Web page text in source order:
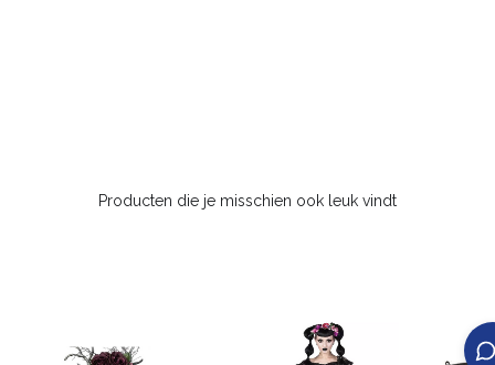
Producten die je misschien ook leuk vindt